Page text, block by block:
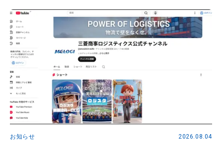
お知らせ 2026.08.04